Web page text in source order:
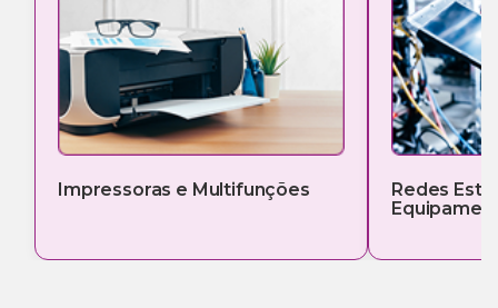
Impressoras e Multifunções
Redes